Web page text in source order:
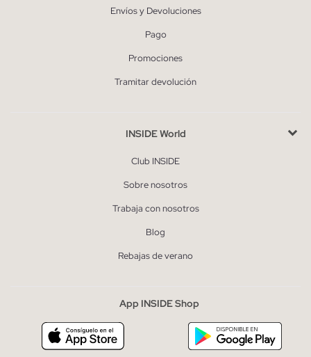
Envíos y Devoluciones
Pago
Promociones
Tramitar devolución
INSIDE World
Club INSIDE
Sobre nosotros
Trabaja con nosotros
Blog
Rebajas de verano
App INSIDE Shop